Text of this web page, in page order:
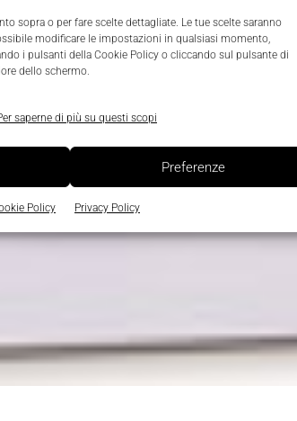
sopra o per fare scelte dettagliate. Le tue scelte saranno
modificare le impostazioni in qualsiasi momento,
i pulsanti della Cookie Policy o cliccando sul pulsante di
dello schermo.
saperne di più su questi scopi
Preferenze
Policy Privacy Policy